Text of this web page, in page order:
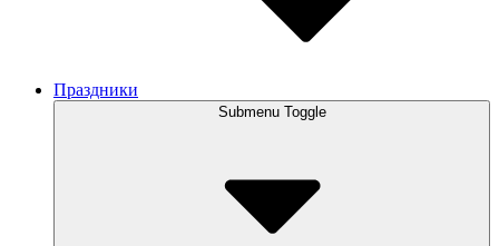
Праздники
Submenu Toggle